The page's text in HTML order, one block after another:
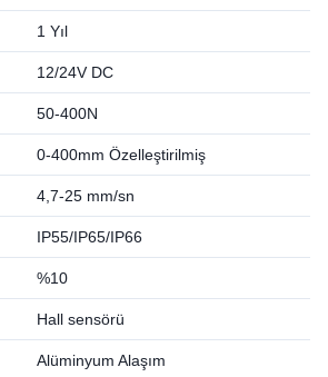
1 Yıl
12/24V DC
50-400N
0-400mm Özelleştirilmiş
4,7-25 mm/sn
IP55/IP65/IP66
%10
Hall sensörü
Alüminyum Alaşım